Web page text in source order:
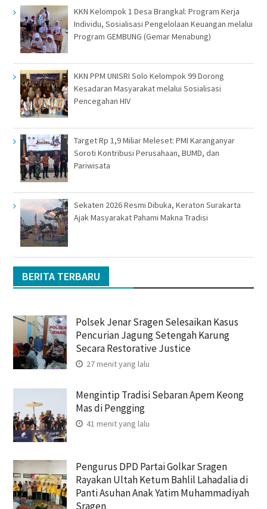
KKN Kelompok 1 Desa Brangkal: Program Kerja
Individu, Sosialisasi Pengelolaan Keuangan melalui
Program GEMBUNG (Gemar Menabung)
KKN PPM UNISRI Solo Kelompok 99 Dorong
Kesadaran Masyarakat melalui Sosialisasi
Pencegahan HIV
Target Rp 1,9 Miliar Meleset: PMI Karanganyar
Soroti Kontribusi Perusahaan, BUMD, dan
Pariwisata
Sekaten 2026 Resmi Dibuka, Keraton Surakarta
Ajak Masyarakat Pahami Makna Tradisi
BERITA TERBARU
Polsek Jenar Sragen Selesaikan Kasus
Pencurian Jagung Setengah Karung
Secara Restorative Justice
27 menit yang lalu
Mengintip Tradisi Sebaran Apem Keong
Mas di Pengging
41 menit yang lalu
Pengurus DPD Partai Golkar Sragen
Rayakan Ultah Ketum Bahlil Lahadalia di
Panti Asuhan Anak Yatim Muhammadiyah
Sragen